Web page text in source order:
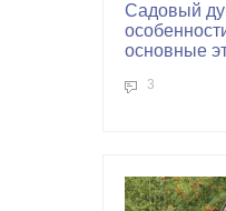
Садовый
основные
3